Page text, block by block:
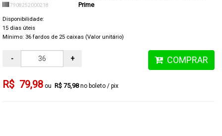
7908252000218
Prime
Disponibilidade:
15 dias úteis
Mínimo: 36 fardos de 25 caixas (Valor unitário)
- + COMPRAR
R$ 79,98 R$ 75,98no boleto / pix